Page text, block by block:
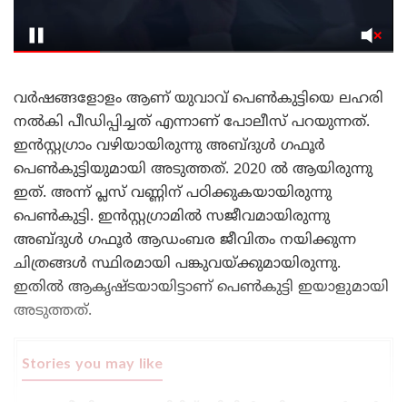
വർഷങ്ങളോളം ആണ് യുവാവ് പെൺകുട്ടിയെ ലഹരി
നൽകി പീഡിപ്പിച്ചത് എന്നാണ് പോലീസ് പറയുന്നത്.
ഇൻസ്റ്റഗ്രാം വഴിയായിരുന്നു അബ്ദുൾ ഗഫൂർ
പെൺകുട്ടിയുമായി അടുത്തത്. 2020 ൽ ആയിരുന്നു
ഇത്. അന്ന് പ്ലസ് വണ്ണിന് പഠിക്കുകയായിരുന്നു
പെൺകുട്ടി. ഇൻസ്റ്റഗ്രാമിൽ സജീവമായിരുന്നു
അബ്ദുൾ ഗഫൂർ ആഡംബര ജീവിതം നയിക്കുന്ന
ചിത്രങ്ങൾ സ്ഥിരമായി പങ്കുവയ്ക്കുമായിരുന്നു.
ഇതിൽ ആകൃഷ്ടയായിട്ടാണ് പെൺകുട്ടി ഇയാളുമായി
അടുത്തത്.
Stories you may like